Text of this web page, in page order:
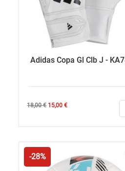
Adidas Copa Gl Clb J -
Κανονική
18,00 € Τιμή
15,00 €
-28%